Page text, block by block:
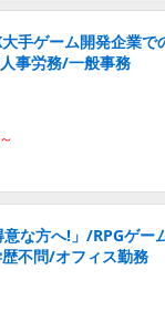
手ゲーム開発企業で
事労務/一般事務
意な方へ!」/RPGゲー
不問/オフィス勤務